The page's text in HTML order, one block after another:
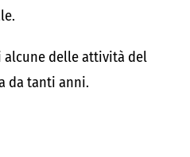
delle attività del
da tanti anni.